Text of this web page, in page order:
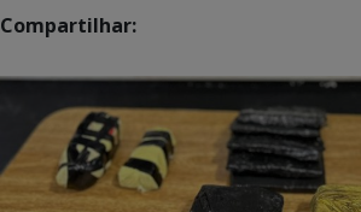
Compartilhar: